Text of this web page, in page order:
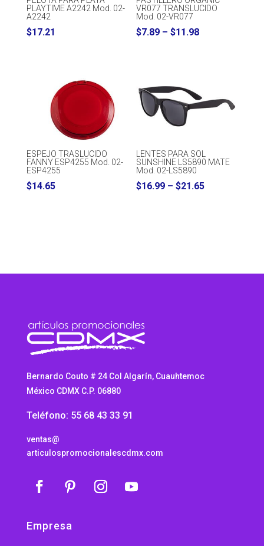
PLAYTIME A2242 Mod. 02-
A2242
$17.21
VR077 TRANSLUCIDO
Mod. 02-VR077
$7.89 – $11.98Price
$11.98
ESPEJO TRASLUCIDO
FANNY ESP4255 Mod. 02-
ESP4255
$14.65
LENTES PARA SOL
SUNSHINE LS5890 MATE
Mod. 02-LS5890
$16.99 – $21.65Price
Bernardo Couto # 24 Col Algarín, Cuauhtemoc
México CDMX C.P. 06880
Teléfono: 55 68 43 33 91
ventas@
articulospromocionalescdmx.com
Empresa